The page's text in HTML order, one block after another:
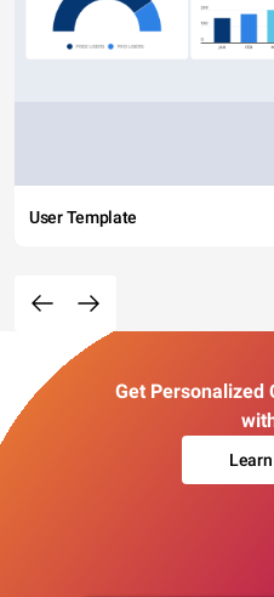
User Template
Get Personalized